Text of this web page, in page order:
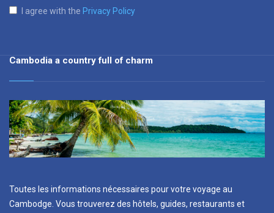
I agree with the Privacy Policy
Cambodia a country full of charm
Toutes les informations nécessaires pour votre voyage au
Cambodge. Vous trouverez des hôtels, guides, restaurants et